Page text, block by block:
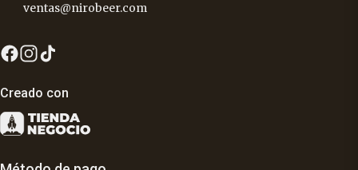
ventas@nirobeer.com
Creado con